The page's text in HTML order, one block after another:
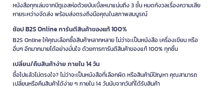
หนังสือทุกเล่มจากบีทูเอสห่อด้วยบับเบิ้ลหนาแน่นถึง 3 ชั้น หมดกังวลเรื่องความเสีย
หายระหว่างจัดส่ง พร้อมส่งตรงถึงมือคุณในสภาพสมบูรณ์
ช้อป B2S Online การันตีสินค้าของแท้ 100%
B2S Online ให้คุณเลือกซื้อสินค้าหลากหลาย ไม่ว่าจะเป็นหนังสือ เครื่องเขียน หรือ
อื่นๆ อีกมากมายได้อย่างมั่นใจ ด้วยการการันตีสินค้าของแท้ 100% ทุกชิ้น
เปลี่ยน/คืนสินค้าง่าย ภายใน 14 วัน
ซื้อไปแล้วไม่ตรงใจ? ไม่ว่าจะเป็นหนังสือที่เลือกผิด หรือสินค้ามีปัญหา คุณสามารถ
เปลี่ยนหรือคืนสินค้าได้ง่าย ๆ ภายใน 14 วันนับจากวันที่ได้รับสินค้า